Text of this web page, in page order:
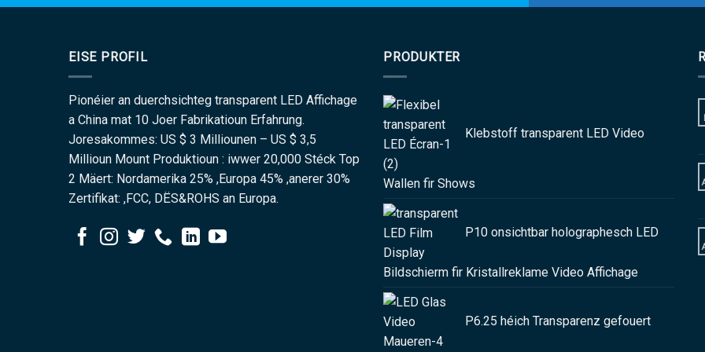
EISE PROFIL
Pionéier an duerchsichteg transparent LED Affichage
a China mat 10 Joer Fabrikatioun Erfahrung.
Joresakommes: US $ 3 Milliounen – US $ 3,5
Millioun Mount Produktioun : iwwer 20,000 Stéck Top
2 Mäert: Nordamerika 25% ,Europa 45% ,anerer 30%
Zertifikat: ,FCC, DËS&ROHS an Europa.
PRODUKTER
Klebstoff transparent LED Video
Wallen fir Shows
P10 onsichtbar holographesch LED
Bildschierm fir Kristallreklame Video Affichage
P6.25 héich Transparenz gefouert